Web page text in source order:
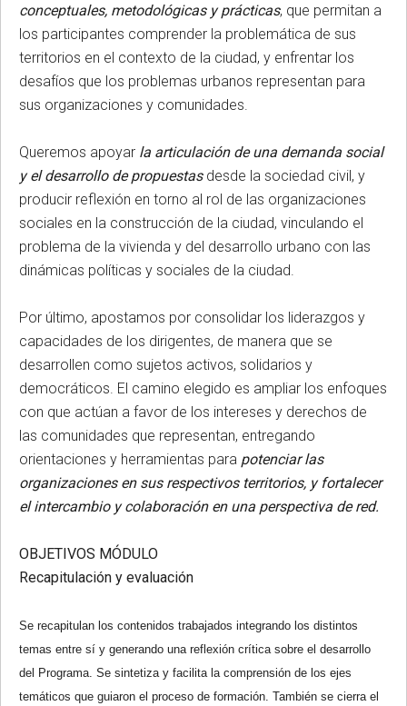
conceptuales, metodológicas y prácticas, que permitan a
los participantes comprender la problemática de sus
territorios en el contexto de la ciudad, y enfrentar los
desafíos que los problemas urbanos representan para
sus organizaciones y comunidades.
Queremos apoyar la articulación de una demanda social
y el desarrollo de propuestas desde la sociedad civil, y
producir reflexión en torno al rol de las organizaciones
sociales en la construcción de la ciudad, vinculando el
problema de la vivienda y del desarrollo urbano con las
dinámicas políticas y sociales de la ciudad.
Por último, apostamos por consolidar los liderazgos y
capacidades de los dirigentes, de manera que se
desarrollen como sujetos activos, solidarios y
democráticos. El camino elegido es ampliar los enfoques
con que actúan a favor de los intereses y derechos de
las comunidades que representan, entregando
orientaciones y herramientas para potenciar las
organizaciones en sus respectivos territorios, y fortalecer
el intercambio y colaboración en una perspectiva de red.
OBJETIVOS MÓDULO
Recapitulación y evaluación
Se recapitulan los contenidos trabajados integrando los distintos
temas entre sí y generando una reflexión crítica sobre el desarrollo
del Programa. Se sintetiza y facilita la comprensión de los ejes
temáticos que guiaron el proceso de formación. También se cierra el